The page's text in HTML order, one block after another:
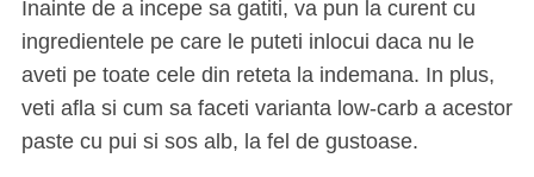
Inainte de a incepe sa gatiti, va pun la curent cu
ingredientele pe care le puteti inlocui daca nu le
aveti pe toate cele din reteta la indemana. In plus,
veti afla si cum sa faceti varianta low-carb a acestor
paste cu pui si sos alb, la fel de gustoase.